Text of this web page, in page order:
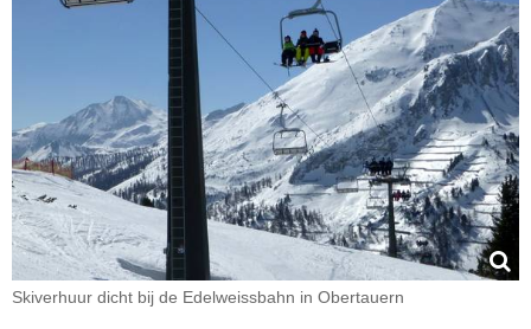
Skiverhuur dicht bij de Edelweissbahn in Obertauern